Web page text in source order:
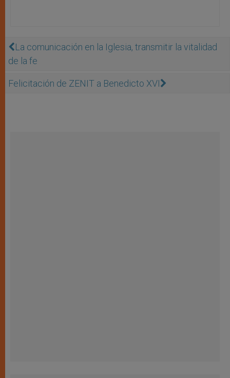
La comunicación en la Iglesia, transmitir la vitalidad
de la fe
Felicitación de ZENIT a Benedicto XVI